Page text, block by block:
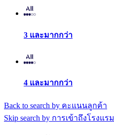
3 และมากกว่า
4 และมากกว่า
Back to search by คะแนนลูกค้า
Skip search by การเข้าถึงโรงแรม